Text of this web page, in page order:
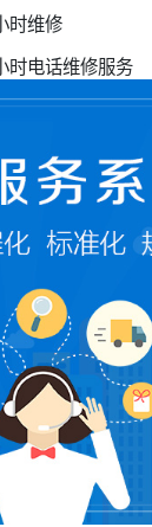
时维修
时电话维修服务